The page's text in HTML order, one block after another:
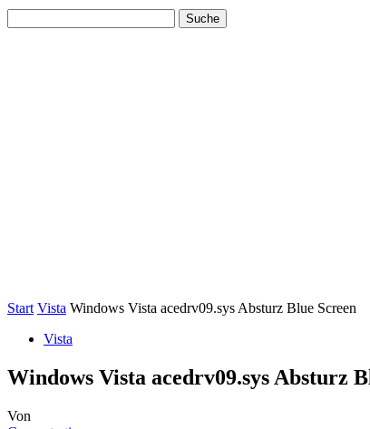
Start Vista Windows Vista acedrv09.sys Absturz Blue Screen
Vista
Windows Vista acedrv09.sys Absturz
Von